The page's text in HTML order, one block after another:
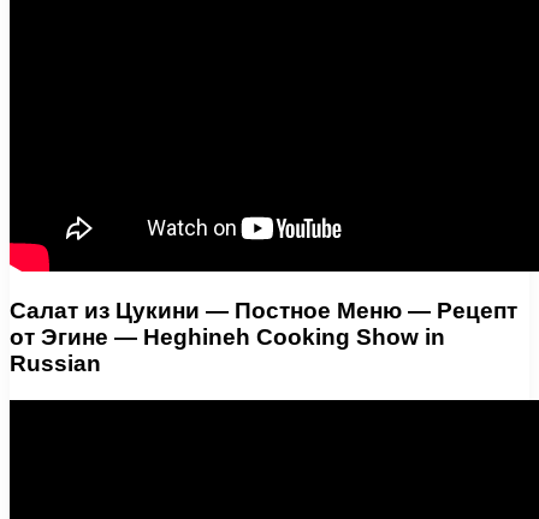
Салат из Цукини — Постное Меню — Рецепт
от Эгине — Heghineh Cooking Show in
Russian